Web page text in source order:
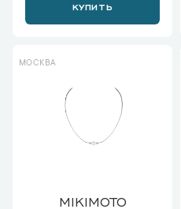
КУПИТЬ
МОСКВА
MIKIMOTO